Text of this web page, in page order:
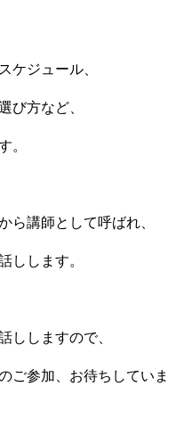
ケジュール、
び方など、
。
ら講師として呼ばれ、
しします。
ししますので、
ご参加、お待ちしていま